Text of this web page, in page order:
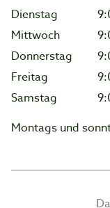
Dienstag
Mittwoch
Donnerstag
Freitag
Samstag
Montags und